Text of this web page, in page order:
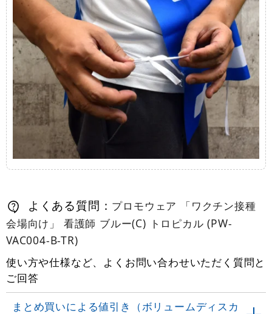
よくある質問： プロモウェア 「ワクチン接種
会場向け」 看護師 ブルー(C) トロピカル (PW-
VAC004-B-TR)
使い方や仕様など、よくお問い合わせいただく質問と
ご回答
まとめ買いによる値引き（ボリュームディスカ